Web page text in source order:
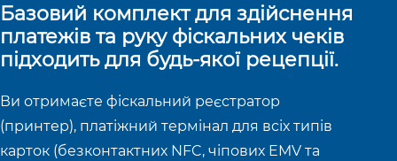
Базовий комплект для здійснення
платежів та руку фіскальних чеків
підходить для будь-якої рецепції. ​
Ви отримаєте фіскальний реєстратор
(принтер), платіжний термінал для всіх типів
карток (безконтактних NFC, чіпових EMV та